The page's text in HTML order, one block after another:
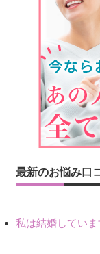
最新のお悩み口